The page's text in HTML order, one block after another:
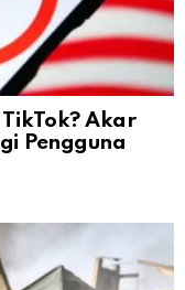
Akar
Pengguna